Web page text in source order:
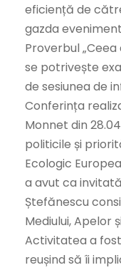
eficiență de
gazda
Proverbul
se potrivește
de sesiunea de
Conferința
Monnet din
politicile și
Ecologic
a avut ca
Ștefănescu
Mediului, Apelor
Activitatea a
reușind să îi